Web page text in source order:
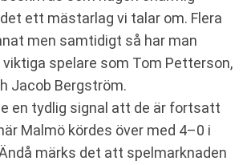
ett mästarlag vi talar om. Flera
men samtidigt så har man
viktiga spelare som Tom Petterson,
Jacob Bergström.
en tydlig signal att de är fortsatt
Malmö kördes över med 4–0 i
märks det att spelmarknaden